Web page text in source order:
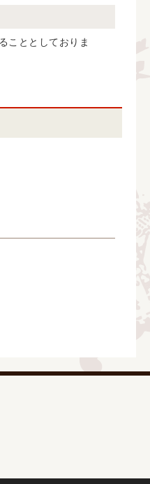
こととしておりま